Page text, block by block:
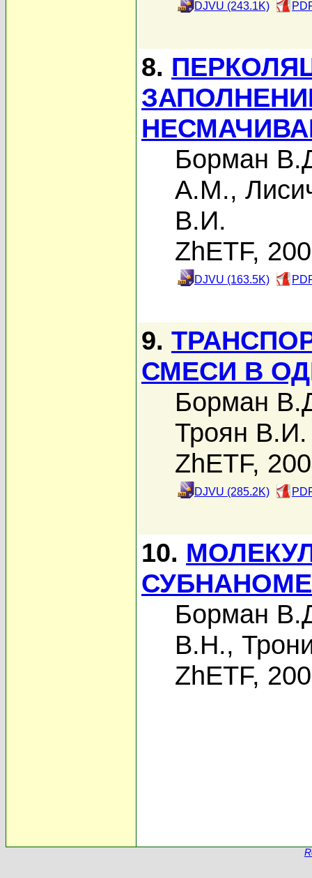
DJVU (243.1K)
8.
Борман
А.М.,
В.И.
ZhETF,
DJVU (163.5K)
9.
СМЕСИ В
Борман
Троян В.И.
ZhETF,
DJVU (285.2K)
10.
Борман
В.Н.,
ZhETF,